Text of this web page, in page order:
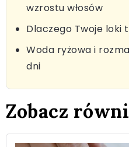
wzrostu włosów
Dlaczego Twoje loki
Woda ryżowa i
dni
Zobacz